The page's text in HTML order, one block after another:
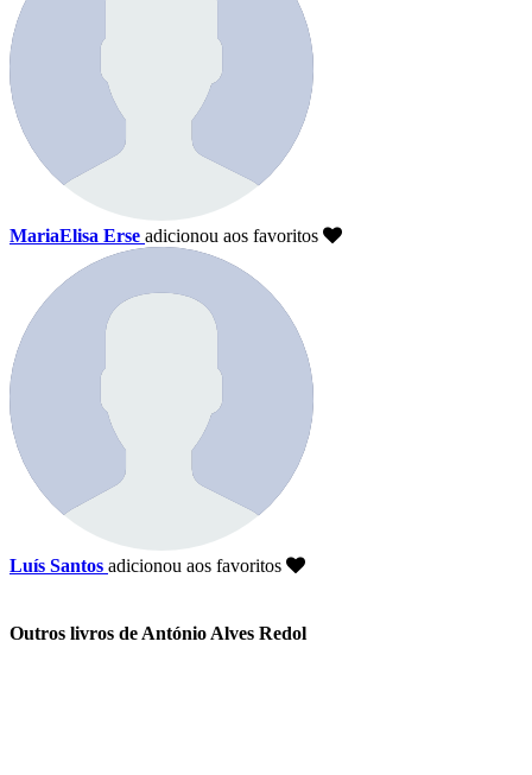
MariaElisa Erse adicionou aos favoritos
Luís Santos adicionou aos favoritos
Outros livros de António Alves Redol